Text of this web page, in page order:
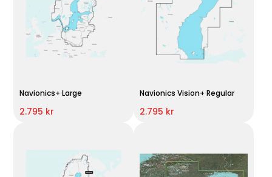
Navionics+ Large
2.795 kr
Navionics Vision+ Regular
2.795 kr